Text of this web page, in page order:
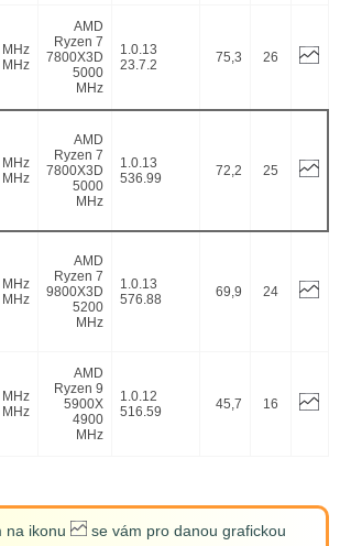
AMD
Ryzen 7
7800X3D
5000
MHz
1.0.13
23.7.2
75,3 26
AMD
Ryzen 7
7800X3D
5000
MHz
1.0.13
536.99
72,2 25
AMD
Ryzen 7
9800X3D
5200
MHz
1.0.13
576.88
69,9 24
AMD
Ryzen 9
5900X
4900
MHz
1.0.12
516.59
45,7 16
na ikonu
se vám pro danou grafickou